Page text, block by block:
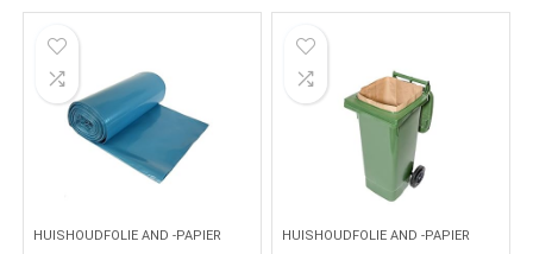
HUISHOUDFOLIE AND -PAPIER HUISHOUDFOLIE AND -PAPIER